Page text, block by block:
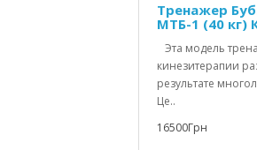
Тренажер
МТБ-1 (40 кг)
Эта модель
кинезитерапии
результате
Це..
16500Грн